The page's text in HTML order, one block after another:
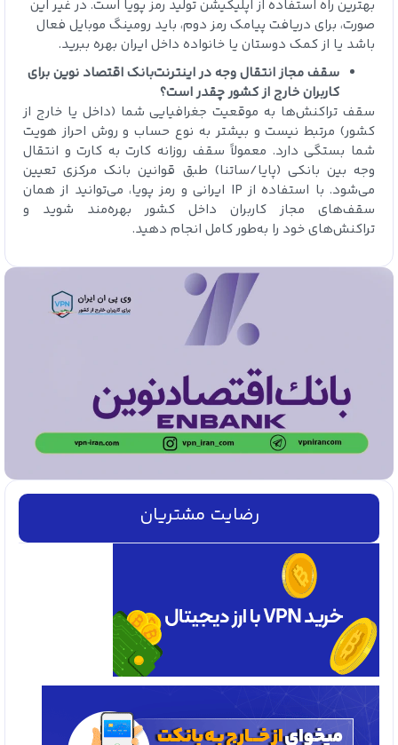
بهترین راه استفاده از اپلیکیشن تولید رمز پویا است. در غیر این
صورت، برای دریافت پیامک رمز دوم، باید رومینگ موبایل فعال
باشد یا از کمک دوستان یا خانواده داخل ایران بهره ببرید.
سقف مجاز انتقال وجه در اینترنت‌بانک اقتصاد نوین برای
کاربران خارج از کشور چقدر است؟
سقف تراکنش‌ها به موقعیت جغرافیایی شما (داخل یا خارج از
کشور) مرتبط نیست و بیشتر به نوع حساب و روش احراز هویت
شما بستگی دارد. معمولاً سقف روزانه کارت به کارت و انتقال
وجه بین بانکی (پایا/ساتنا) طبق قوانین بانک مرکزی تعیین
می‌شود. با استفاده از IP ایرانی و رمز پویا، می‌توانید از همان
سقف‌های مجاز کاربران داخل کشور بهره‌مند شوید و
تراکنش‌های خود را به‌طور کامل انجام دهید.
رضایت مشتریان